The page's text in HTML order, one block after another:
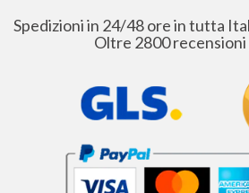
Spedizioni in 24/48 ore in tutta
Oltre 2800